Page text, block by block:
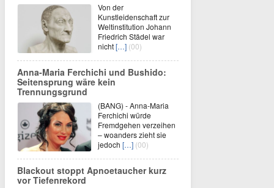
Von der
Kunstleidenschaft zur
Weltinstitution Johann
Friedrich Städel war
nicht[…] (00)
Anna-Maria Ferchichi und Bushido:
Seitensprung wäre kein
Trennungsgrund
(BANG) - Anna-Maria
Ferchichi würde
Fremdgehen verzeihen
– woanders zieht sie
jedoch […] (00)
Blackout stoppt Apnoetaucher kurz
vor Tiefenrekord